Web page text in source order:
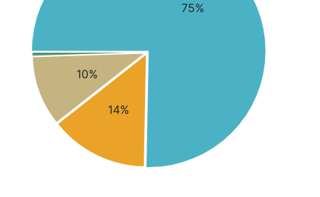
75%
14%
10%